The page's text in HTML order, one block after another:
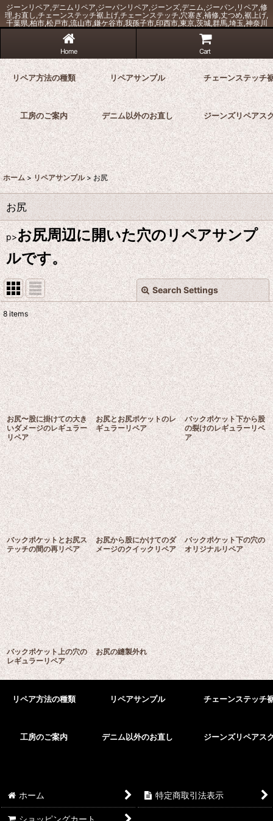
ジーンリペア,デニムリペア,ジーパンリペア,ジーンズ,デニム,ジーパン,リペア,修
理,お直し,チェーンステッチ裾上げ,チェーンステッチ,穴塞ぎ,補修,丈つめ,裾上げ,
千葉県,柏市,松戸市,流山市,鎌ケ谷市,我孫子市,印西市,東京,茨城,群馬,埼玉,神奈川
Home Cart
リペア方法の種類 リペアサンプル チェーンステッチ
工房のご案内 デニム以外のお直し ジーンズリペアス
ホーム > リペアサンプル > お尻
お尻
p>お尻周辺に開いた穴のリペアサンプ
ルです。
Search Settings
Show:
Sort by:
View
Close
8items
お尻〜股に掛けての大き
いダメージのレギュラー
リペア
お尻とお尻ポケットのレ
ギュラーリペア
バックポケット下から股
の裂けのレギュラーリペ
ア
バックポケットとお尻ス
テッチの間の再リペア
お尻から股にかけてのダ
メージのクイックリペア
バックポケット下の穴の
オリジナルリペア
バックポケット上の穴の
レギュラーリペア
お尻の縫製外れ
リペア方法の種類 リペアサンプル チェーンステッチ
工房のご案内 デニム以外のお直し ジーンズリペアス
ホーム 特定商取引法表示
ショッピングカート